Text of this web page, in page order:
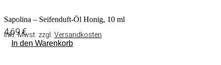
Sapolina – Seifenduft-Öl Honig, 10 ml
4,69€
inkl. Mwst. zzgl. Versandkosten
In den Warenkorb